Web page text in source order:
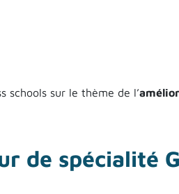
schools sur le thème de l’
par l'INRS
de spécialité